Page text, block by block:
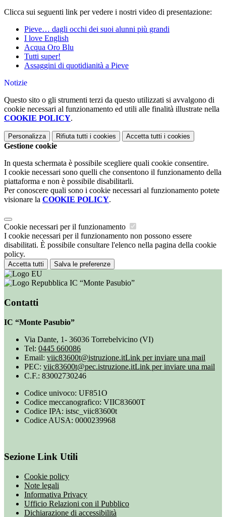
Clicca sui seguenti link per vedere i nostri video di presentazione:
Pieve… dagli occhi dei suoi alunni più grandi
I love English
Acqua Oro Blu
Tutti super!
Assaggini di quotidianità a Pieve
Notizie
Questo sito o gli strumenti terzi da questo utilizzati si avvalgono di
cookie necessari al funzionamento ed utili alle finalità illustrate nella
COOKIE POLICY.
Personalizza Rifiuta tutti i cookies Accetta tutti i cookies
Gestione cookie
In questa schermata è possibile scegliere quali cookie consentire.
I cookie necessari sono quelli che consentono il funzionamento della
piattaforma e non è possibile disabilitarli.
Per conoscere quali sono i cookie necessari al funzionamento potete
visionare la COOKIE POLICY.
Cookie necessari per il funzionamento
I cookie necessari per il funzionamento non possono essere
disabilitati. È possibile consultare l'elenco nella pagina della cookie
policy.
Accetta tutti Salva le preferenze
IC “Monte Pasubio”
Contatti
IC “Monte Pasubio”
Via Dante, 1- 36036 Torrebelvicino (VI)
Tel: 0445 660086
Email: viic83600t@istruzione.itLink per inviare una mail
PEC: viic83600t@pec.istruzione.itLink per inviare una mail
C.F.: 83002730246
Codice univoco: UF851O
Codice meccanografico: VIIC83600T
Codice IPA: istsc_viic83600t
Codice AUSA: 0000239968
Sezione Link Utili
Cookie policy
Note legali
Informativa Privacy
Ufficio Relazioni con il Pubblico
Dichiarazione di accessibilità